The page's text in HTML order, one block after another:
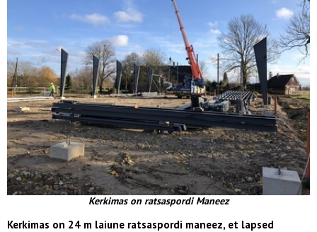
Kerkimas on ratsaspordi Maneez
Kerkimas on 24 m laiune ratsaspordi maneez, et lapsed